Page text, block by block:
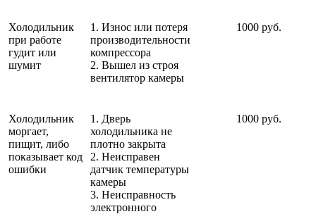
Холодильник
при работе
гудит или
шумит
1. Износ или потеря
производительности
компрессора
2. Вышел из строя
вентилятор камеры
1000 руб.
Холодильник
моргает,
пищит, либо
показывает код
ошибки
1. Дверь
холодильника не
плотно закрыта
2. Неисправен
датчик температуры
камеры
3. Неисправность
электронного
1000 руб.